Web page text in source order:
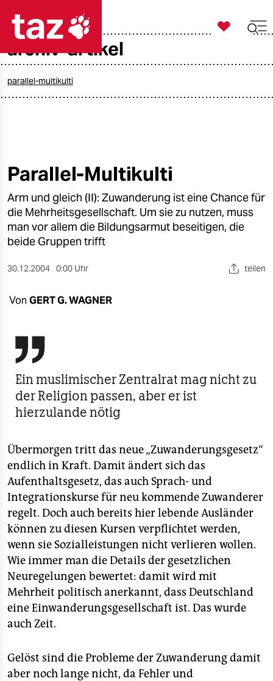
öko
gesellschaft
kultur
sport
berlin
nord
verlag
verlag
veranstaltungen
fragen & hilfe
unterstützen
abo
genossenschaft
epaper login

taz zahl ich
archiv-artikel
parallel-multikulti
Parallel-Multikulti
Arm und gleich (II): Zuwanderung ist eine Chance für
die Mehrheitsgesellschaft. Um sie zu nutzen, muss
man vor allem die Bildungsarmut beseitigen, die
beide Gruppen trifft
30.12.2004 0:00 Uhr teilen
Von GERT G. WAGNER

Ein muslimischer Zentralrat mag nicht zu
der Religion passen, aber er ist
hierzulande nötig
Übermorgen tritt das neue „Zuwanderungsgesetz“
endlich in Kraft. Damit ändert sich das
Aufenthaltsgesetz, das auch Sprach- und
Integrationskurse für neu kommende Zuwanderer
regelt. Doch auch bereits hier lebende Ausländer
können zu diesen Kursen verpflichtet werden,
wenn sie Sozialleistungen nicht verlieren wollen.
Wie immer man die Details der gesetzlichen
Neuregelungen bewertet: damit wird mit
Mehrheit politisch anerkannt, dass Deutschland
eine Einwanderungsgesellschaft ist. Das wurde
auch Zeit.
Gelöst sind die Probleme der Zuwanderung damit
aber noch lange nicht, da Fehler und